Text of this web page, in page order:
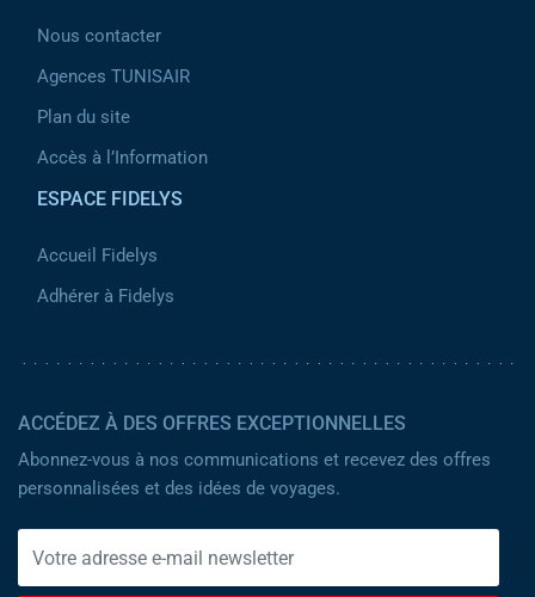
Nous contacter
Agences TUNISAIR
Plan du site
Accès à l’Information
ESPACE FIDELYS
Accueil Fidelys
Adhérer à Fidelys
ACCÉDEZ À DES OFFRES EXCEPTIONNELLES
Abonnez-vous à nos communications et recevez des offres
personnalisées et des idées de voyages.